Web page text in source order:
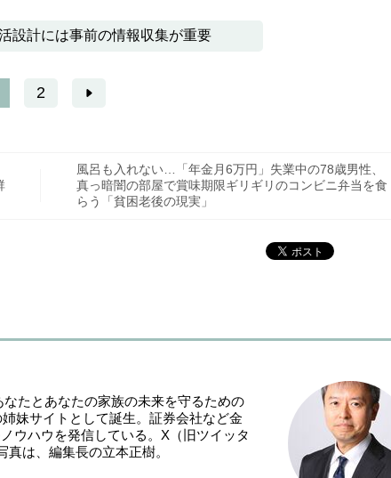
設計には事前の情報収集が重要
2
風呂も入れない…「年金月6万円」失業中の78歳男性、
真っ暗闇の部屋で賞味期限ギリギリのコンビニ弁当を食
らう「貧困老後の現実」
たとあなたの家族の未来を守るための
妹サイトとして誕生。証券会社など金
ウハウを発信している。X（旧ツイッタ
は、編集長の立本正樹。